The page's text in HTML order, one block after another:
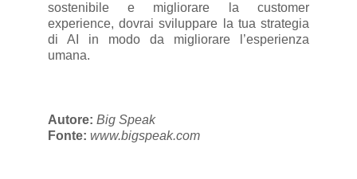
sostenibile e migliorare la customer
experience, dovrai sviluppare la tua strategia
di AI in modo da migliorare l’esperienza
umana.
Autore: Big Speak
Fonte: www.bigspeak.com